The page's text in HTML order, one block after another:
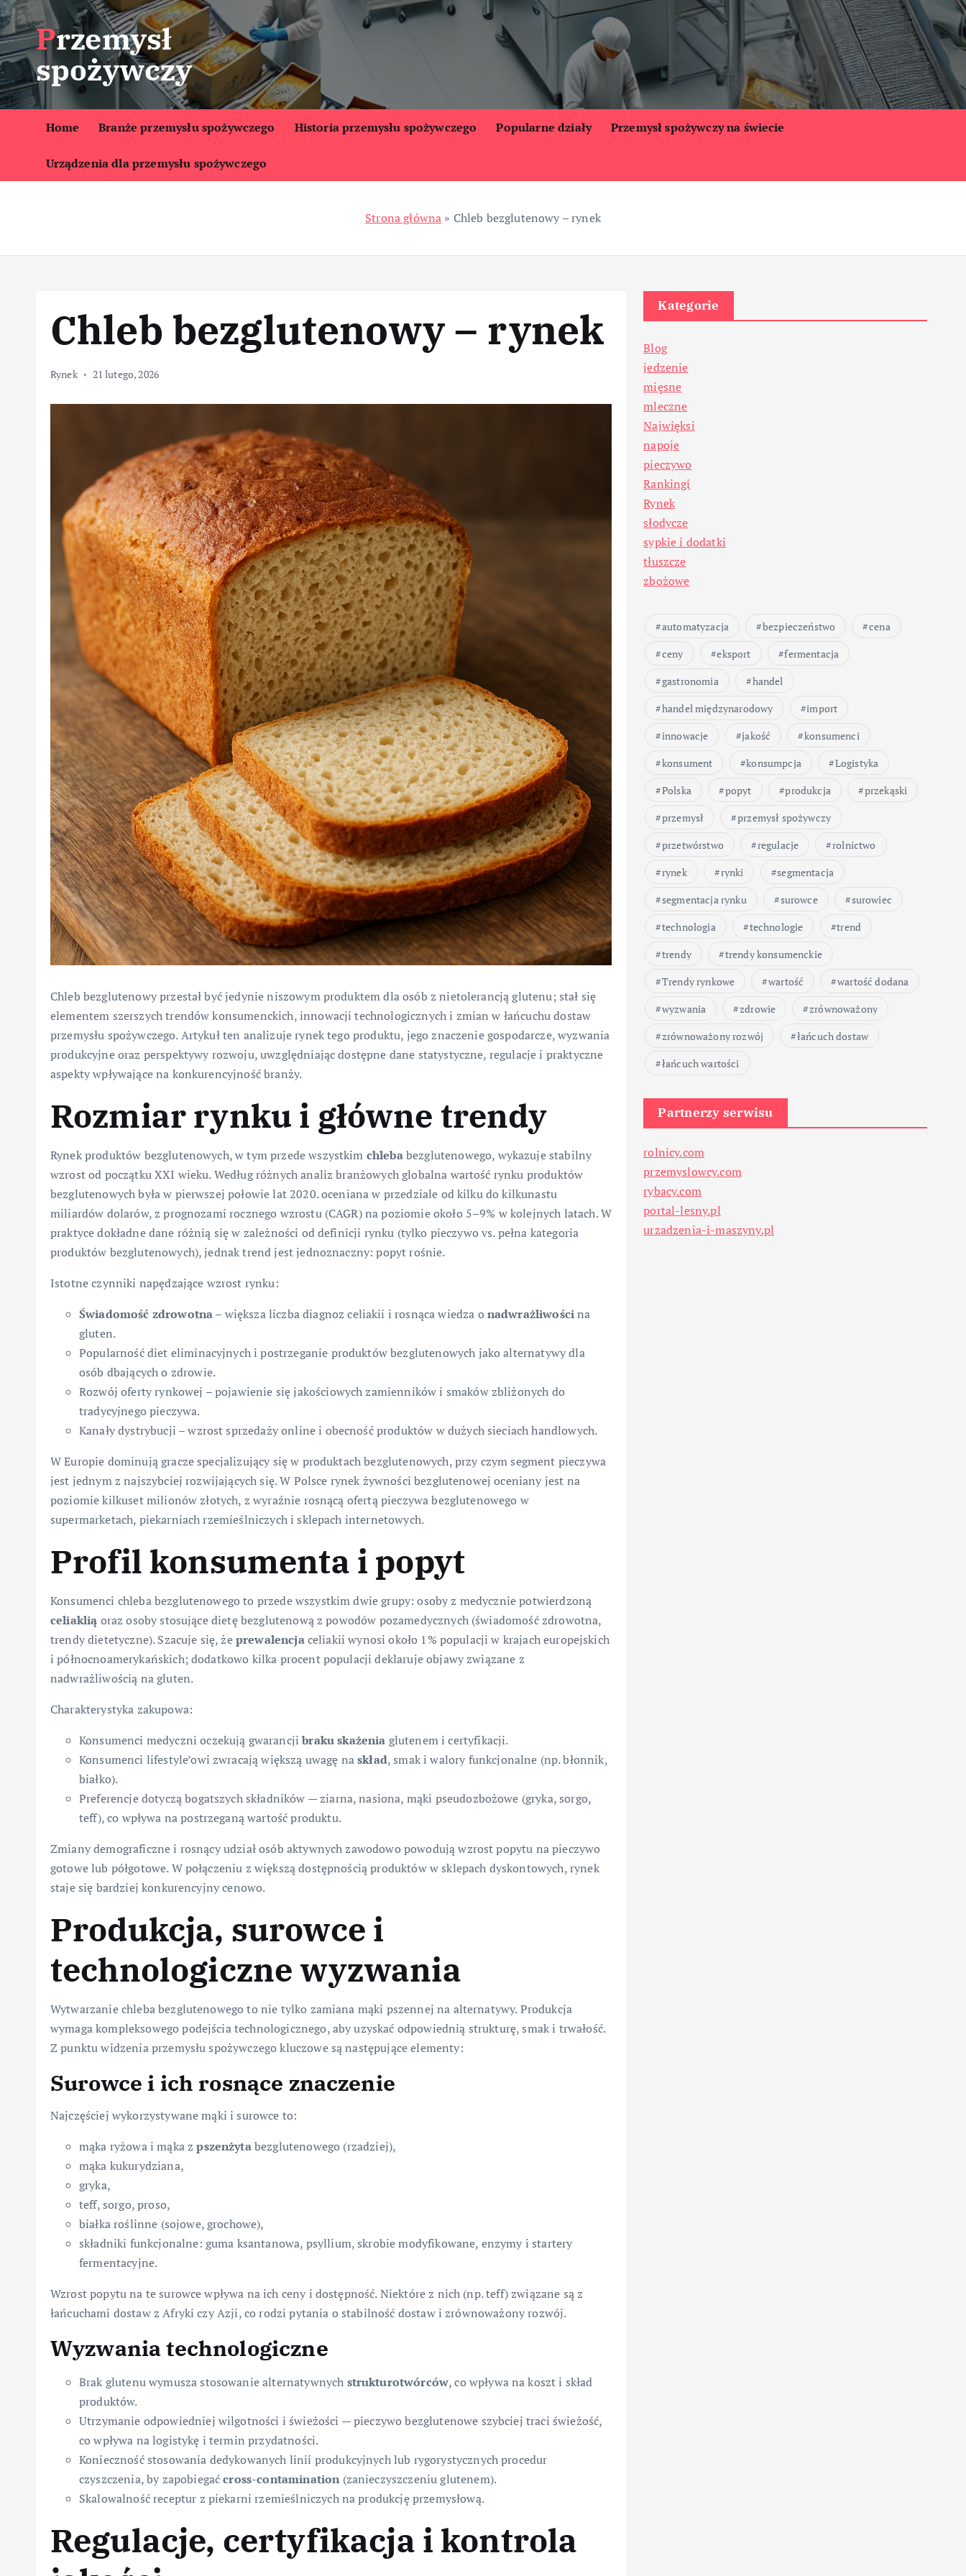
S
k
i
p
t
o
t
Przemysł
spożywczy
Home Branże przemysłu spożywczego Historia przemysłu spożywczego Popularne działy Przemysł spożywczy na świecie
Urządzenia dla przemysłu spożywczego
Strona główna » Chleb bezglutenowy – rynek
Chleb bezglutenowy – rynek
Rynek 21 lutego, 2026
Chleb bezglutenowy przestał być jedynie niszowym produktem dla osób z nietolerancją glutenu; stał się
elementem szerszych trendów konsumenckich, innowacji technologicznych i zmian w łańcuchu dostaw
przemysłu spożywczego. Artykuł ten analizuje rynek tego produktu, jego znaczenie gospodarcze, wyzwania
produkcyjne oraz perspektywy rozwoju, uwzględniając dostępne dane statystyczne, regulacje i praktyczne
aspekty wpływające na konkurencyjność branży.
Rozmiar rynku i główne trendy
Rynek produktów bezglutenowych, w tym przede wszystkim chlebabezglutenowego, wykazuje stabilny
wzrost od początku XXI wieku. Według różnych analiz branżowych globalna wartość rynku produktów
bezglutenowych była w pierwszej połowie lat 2020. oceniana w przedziale od kilku do kilkunastu
miliardów dolarów, z prognozami rocznego wzrostu (CAGR) na poziomie około 5–9% w kolejnych latach. W
praktyce dokładne dane różnią się w zależności od definicji rynku (tylko pieczywo vs. pełna kategoria
produktów bezglutenowych), jednak trend jest jednoznaczny: popyt rośnie.
Istotne czynniki napędzające wzrost rynku:
Świadomość zdrowotna– większa liczba diagnoz celiakii i rosnąca wiedza onadwrażliwościna
gluten.
Popularność diet eliminacyjnych i postrzeganie produktów bezglutenowych jako alternatywy dla
osób dbających o zdrowie.
Rozwój oferty rynkowej – pojawienie się jakościowych zamienników i smaków zbliżonych do
tradycyjnego pieczywa.
Kanały dystrybucji – wzrost sprzedaży online i obecność produktów w dużych sieciach handlowych.
W Europie dominują gracze specjalizujący się w produktach bezglutenowych, przy czym segment pieczywa
jest jednym z najszybciej rozwijających się. W Polsce rynek żywności bezglutenowej oceniany jest na
poziomie kilkuset milionów złotych, z wyraźnie rosnącą ofertą pieczywa bezglutenowego w
supermarketach, piekarniach rzemieślniczych i sklepach internetowych.
Profil konsumenta i popyt
Konsumenci chleba bezglutenowego to przede wszystkim dwie grupy: osoby z medycznie potwierdzoną
celiaklią oraz osoby stosujące dietę bezglutenową z powodów pozamedycznych (świadomość zdrowotna,
trendy dietetyczne). Szacuje się, żeprewalencjaceliakii wynosi około 1% populacji w krajach europejskich
i północnoamerykańskich; dodatkowo kilka procent populacji deklaruje objawy związane z
nadwrażliwością na gluten.
Charakterystyka zakupowa:
Konsumenci medyczni oczekują gwarancjibraku skażenia glutenem i certyfikacji.
Konsumenci lifestyle’owi zwracają większą uwagę naskład, smak i walory funkcjonalne (np. błonnik,
białko).
Preferencje dotyczą bogatszych składników — ziarna, nasiona, mąki pseudozbożowe (gryka, sorgo,
teff), co wpływa na postrzeganą wartość produktu.
Zmiany demograficzne i rosnący udział osób aktywnych zawodowo powodują wzrost popytu na pieczywo
gotowe lub półgotowe. W połączeniu z większą dostępnością produktów w sklepach dyskontowych, rynek
staje się bardziej konkurencyjny cenowo.
Produkcja, surowce i
technologiczne wyzwania
Wytwarzanie chleba bezglutenowego to nie tylko zamiana mąki pszennej na alternatywy. Produkcja
wymaga kompleksowego podejścia technologicznego, aby uzyskać odpowiednią strukturę, smak i trwałość.
Z punktu widzenia przemysłu spożywczego kluczowe są następujące elementy:
Surowce i ich rosnące znaczenie
Najczęściej wykorzystywane mąki i surowce to:
mąka ryżowa i mąka zpszenżytabezglutenowego (rzadziej),
mąka kukurydziana,
gryka,
teff, sorgo, proso,
białka roślinne (sojowe, grochowe),
składniki funkcjonalne: guma ksantanowa, psyllium, skrobie modyfikowane, enzymy i startery
fermentacyjne.
Wzrost popytu na te surowce wpływa na ich ceny i dostępność. Niektóre z nich (np. teff) związane są z
łańcuchami dostaw z Afryki czy Azji, co rodzi pytania o stabilność dostaw i zrównoważony rozwój.
Wyzwania technologiczne
Brak glutenu wymusza stosowanie alternatywnych strukturotwórców, co wpływa na koszt i skład
produktów.
Utrzymanie odpowiedniej wilgotności i świeżości — pieczywo bezglutenowe szybciej traci świeżość,
co wpływa na logistykę i termin przydatności.
Konieczność stosowania dedykowanych linii produkcyjnych lub rygorystycznych procedur
czyszczenia, by zapobiegaćcross-contamination (zanieczyszczeniu glutenem).
Skalowalność receptur z piekarni rzemieślniczych na produkcję przemysłową.
Regulacje, certyfikacja i kontrola
Kategorie
Blog
jedzenie
mięsne
mleczne
Najwięksi
napoje
pieczywo
Rankingi
Rynek
słodycze
sypkie i dodatki
tłuszcze
zbożowe
automatyzacja bezpieczeństwo
cena
ceny
eksport
fermentacja
gastronomia
handel
handel międzynarodowy
import
innowacje
jakość
konsumenci
konsument
konsumpcja
Logistyka
Polska
popyt produkcja
przekąski
przemysł
przemysł spożywczy
przetwórstwo
regulacje
rolnictwo
rynek
rynki
segmentacja
segmentacja rynku
surowce
surowiec
technologia
technologie
trend
trendy
trendy konsumenckie
Trendy rynkowe
wartość
wartość dodana
wyzwania
zdrowie
zrównoważony
zrównoważony rozwój
łańcuch dostaw
łańcuch wartości
Partnerzy serwisu
rolnicy.com
przemyslowcy.com
rybacy.com
portal-lesny.pl
urzadzenia-i-maszyny.pl